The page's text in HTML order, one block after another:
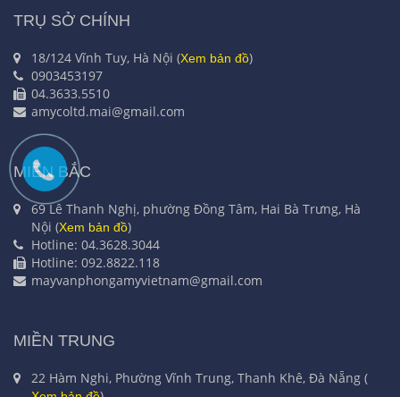
TRỤ SỞ CHÍNH
18/124 Vĩnh Tuy, Hà Nội (Xem bản đồ)
0903453197
04.3633.5510
amycoltd.mai@gmail.com
MIỀN BẮC
69 Lê Thanh Nghị, phường Đồng Tâm, Hai Bà Trưng, Hà
Nội (Xem bản đồ)
Hotline: 04.3628.3044
Hotline: 092.8822.118
mayvanphongamyvietnam@gmail.com
MIỀN TRUNG
22 Hàm Nghi, Phường Vĩnh Trung, Thanh Khê, Đà Nẵng (